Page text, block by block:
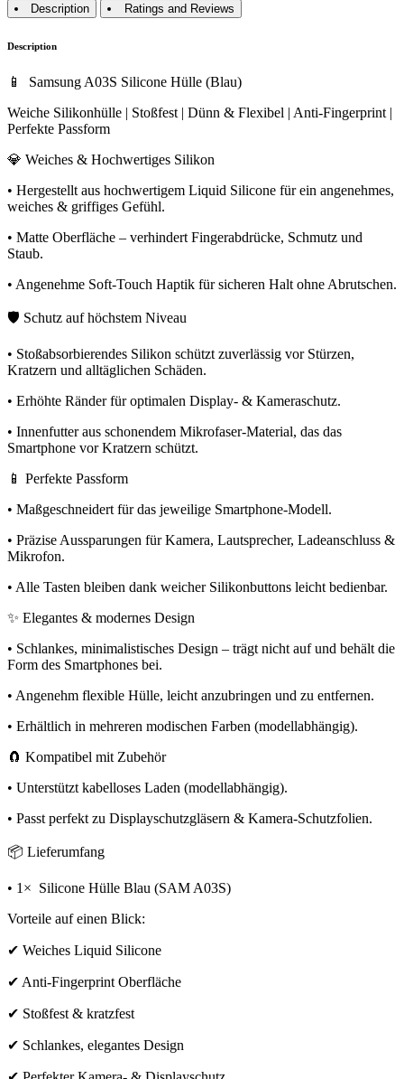
Description Ratings and Reviews
Description
📱 Samsung A03S Silicone Hülle (Blau)
Weiche Silikonhülle | Stoßfest | Dünn & Flexibel | Anti-Fingerprint |
Perfekte Passform
💎 Weiches & Hochwertiges Silikon
• Hergestellt aus hochwertigem Liquid Silicone für ein angenehmes,
weiches & griffiges Gefühl.
• Matte Oberfläche – verhindert Fingerabdrücke, Schmutz und
Staub.
• Angenehme Soft-Touch Haptik für sicheren Halt ohne Abrutschen.
🛡️ Schutz auf höchstem Niveau
• Stoßabsorbierendes Silikon schützt zuverlässig vor Stürzen,
Kratzern und alltäglichen Schäden.
• Erhöhte Ränder für optimalen Display- & Kameraschutz.
• Innenfutter aus schonendem Mikrofaser-Material, das das
Smartphone vor Kratzern schützt.
📱 Perfekte Passform
• Maßgeschneidert für das jeweilige Smartphone-Modell.
• Präzise Aussparungen für Kamera, Lautsprecher, Ladeanschluss &
Mikrofon.
• Alle Tasten bleiben dank weicher Silikonbuttons leicht bedienbar.
✨ Elegantes & modernes Design
• Schlankes, minimalistisches Design – trägt nicht auf und behält die
Form des Smartphones bei.
• Angenehm flexible Hülle, leicht anzubringen und zu entfernen.
• Erhältlich in mehreren modischen Farben (modellabhängig).
🧲 Kompatibel mit Zubehör
• Unterstützt kabelloses Laden (modellabhängig).
• Passt perfekt zu Displayschutzgläsern & Kamera-Schutzfolien.
📦 Lieferumfang
• 1× Silicone Hülle Blau (SAM A03S)
Vorteile auf einen Blick:
✔ Weiches Liquid Silicone
✔ Anti-Fingerprint Oberfläche
✔ Stoßfest & kratzfest
✔ Schlankes, elegantes Design